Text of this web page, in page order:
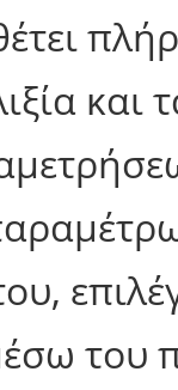
και
του